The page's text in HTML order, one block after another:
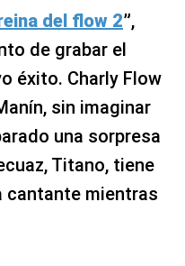
del flow 2”,
de grabar el
éxito. Charly Flow
sin imaginar
una sorpresa
Titano, tiene
cantante mientras